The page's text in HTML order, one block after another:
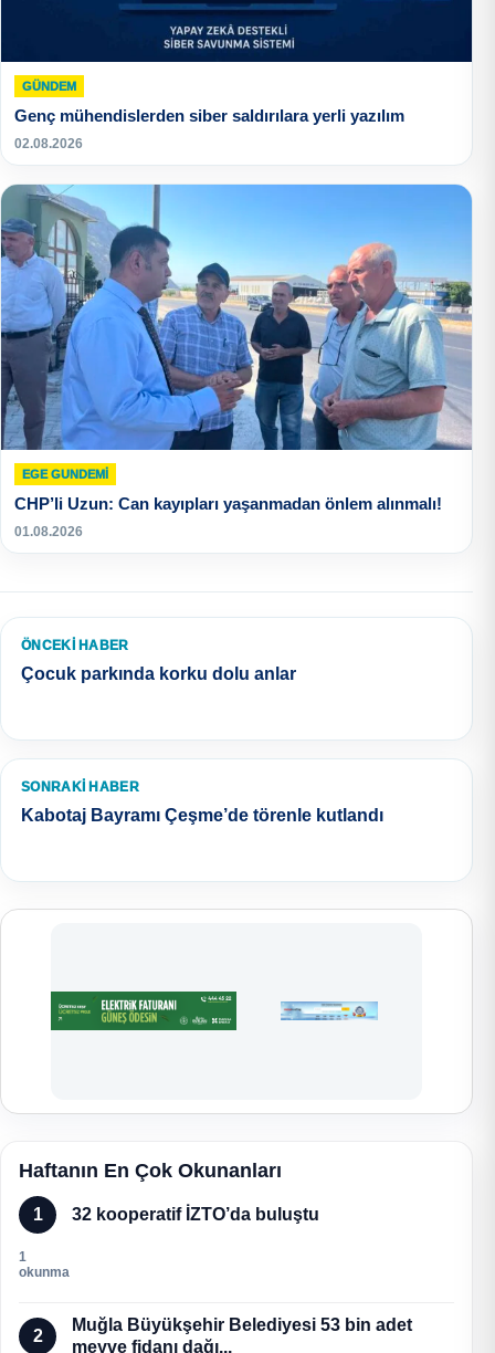
GÜNDEM
Genç mühendislerden siber saldırılara yerli yazılım
02.08.2026
EGE GUNDEMİ
CHP’li Uzun: Can kayıpları yaşanmadan önlem alınmalı!
01.08.2026
ÖNCEKI HABER
Çocuk parkında korku dolu anlar
SONRAKI HABER
Kabotaj Bayramı Çeşme’de törenle kutlandı
Haftanın En Çok Okunanları
1 32 kooperatif İZTO’da buluştu
1
okunma
2
Muğla Büyükşehir Belediyesi 53 bin adet
meyve fidanı dağı...